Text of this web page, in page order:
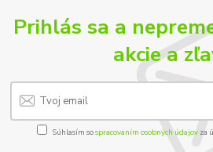
Prihlás sa a
akcie a
Súhlasím sospracovaním osobných údajov za